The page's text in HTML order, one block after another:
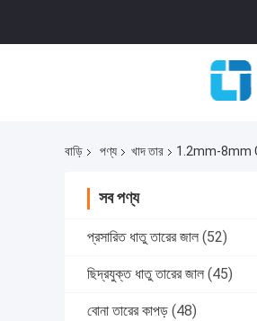
বাড়ি পণ্য খাদ তার 1.2mm-8mm
সব পণ্য
প্রসারিত ধাতু তারের জাল (52)
ছিদ্রযুক্ত ধাতু তারের জাল (45)
বোনা তারের কাপড় (48)